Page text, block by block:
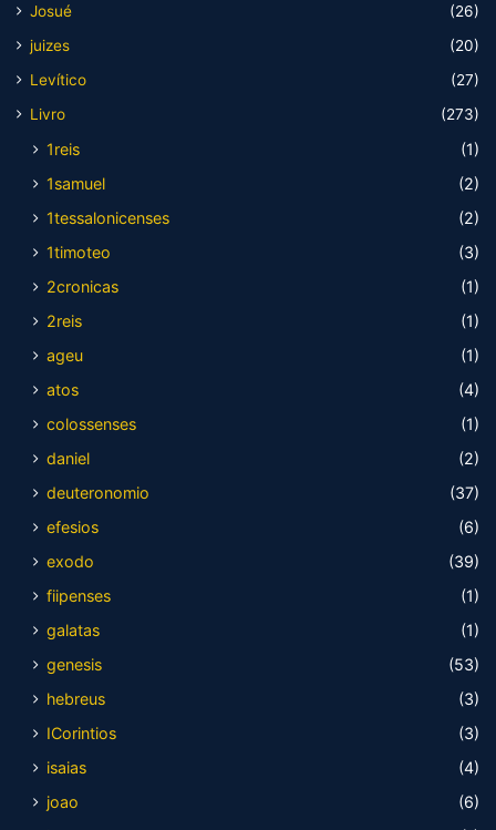
Josué
(26)
juizes
(20)
Levítico
(27)
Livro
(273)
1reis
(1)
1samuel
(2)
1tessalonicenses
(2)
1timoteo
(3)
2cronicas
(1)
2reis
(1)
ageu
(1)
atos
(4)
colossenses
(1)
daniel
(2)
deuteronomio
(37)
efesios
(6)
exodo
(39)
fiipenses
(1)
galatas
(1)
genesis
(53)
hebreus
(3)
ICorintios
(3)
isaias
(4)
joao
(6)